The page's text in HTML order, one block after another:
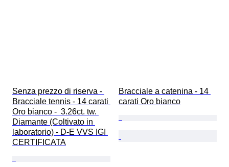
Senza prezzo di riserva -
Bracciale tennis - 14 carati
Oro bianco -  3.26ct. tw.
Diamante (Coltivato in
laboratorio) - D-E VVS IGI
CERTIFICATA
Bracciale a catenina - 14
carati Oro bianco